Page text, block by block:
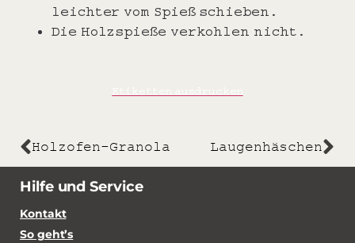
leichter vom Spieß schieben.
Die Holzspieße verkohlen nicht.
Holzofen-Granola Laugenhäschen
Hilfe und Service
Kontakt
So geht’s